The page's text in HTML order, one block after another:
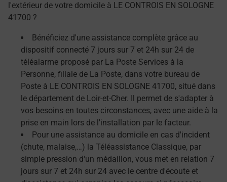
l'extérieur de votre domicile à LE CONTROIS EN SOLOGNE
41700 ?
Bénéficiez d'une assistance complète grâce au
dispositif connecté 7 jours sur 7 et 24h sur 24 de
téléalarme proposé par La Poste Services à la
Personne, filiale de La Poste, dans votre bureau de
Poste à LE CONTROIS EN SOLOGNE 41700, situé dans
le département de Loir-et-Cher. Il permet de s'adapter à
vos besoins en toutes circonstances, avec une aide à la
prise en main lors de l'installation par le facteur.
Pour une assistance au domicile en cas d'incident
(chute, malaise,…) la Téléassistance Classique, par
simple pression d'un médaillon, vous met en relation 7
jours sur 7 et 24h sur 24 avec le centre d'écoute et